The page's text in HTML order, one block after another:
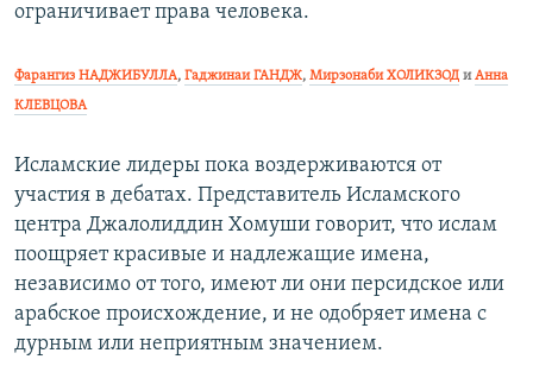
ограничивает права человека.
Фарангиз НАДЖИБУЛЛА, Гаджинаи ГАНДЖ, Мирзонаби ХОЛИКЗОД иАнна
КЛЕВЦОВА
Исламские лидеры пока воздерживаются от
участия в дебатах. Представитель Исламского
центра Джалолиддин Хомуши говорит, что ислам
поощряет красивые и надлежащие имена,
независимо от того, имеют ли они персидское или
арабское происхождение, и не одобряет имена с
дурным или неприятным значением.